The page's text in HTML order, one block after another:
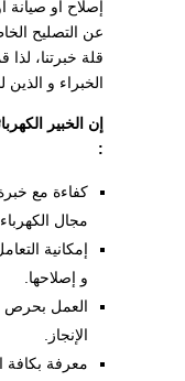
إصلاح أو صيانة
عن التصليح
قلة خبرتنا،
الخبراء و
إن الخبير
:
كفاءة مع
مجال الكهرباء.
إمكانية
و إصلاحها.
العمل بحرص
الإنجاز.
معرفة